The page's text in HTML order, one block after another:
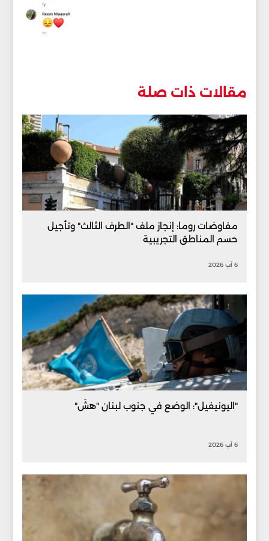
مقالات ذات صلة
مفاوضات روما: إنجاز ملف "الطرف الثالث" وتأجيل
حسم المناطق التجريبية
6 آب 2026
"اليونيفيل": الوضع في جنوب لبنان "هشّ"
6 آب 2026